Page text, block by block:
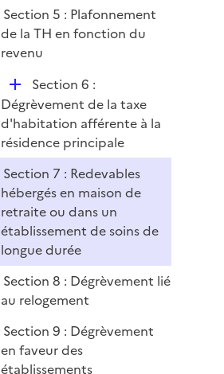
Section 5 : Plafonnement
de la TH en fonction du
revenu
D
é
p
l
i
e
r
Section 6 :
Dégrèvement de la taxe
d'habitation afférente à la
résidence principale
Section 7 : Redevables
hébergés en maison de
retraite ou dans un
établissement de soins de
longue durée
Section 8 : Dégrèvement lié
au relogement
Section 9 : Dégrèvement
en faveur des
établissements